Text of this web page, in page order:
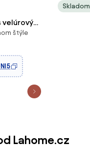
kreslo do
štýle
Skladom
Lahome.cz